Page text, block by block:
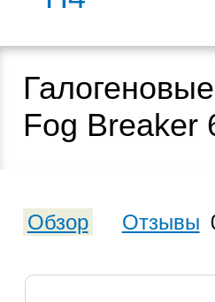
Fog Breaker
Обзор Отзывы